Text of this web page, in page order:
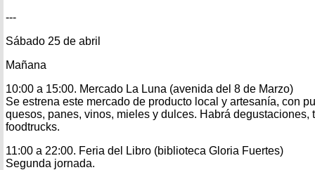
---
Sábado 25 de abril
Mañana
10:00 a 15:00. Mercado La Luna (avenida del 8 de Marzo)
Se estrena este mercado de producto local y artesanía, con
quesos, panes, vinos, mieles y dulces. Habrá degustaciones,
foodtrucks.
11:00 a 22:00. Feria del Libro (biblioteca Gloria Fuertes)
Segunda jornada.